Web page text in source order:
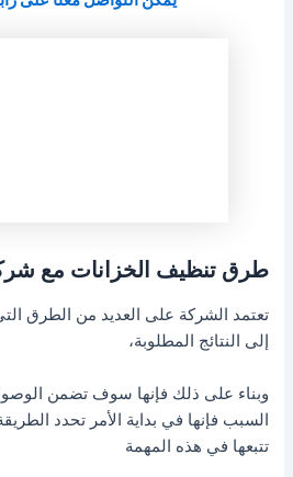
طرق تنظيف الخزانات مع
تعتمد الشركة على العديد من الطرق
إلى النتائج المطلوبة،
وبناء على ذلك فإنها سوف تضمن
السبب فإنها في بداية الأمر تحدد
تتبعها في هذه المهمة